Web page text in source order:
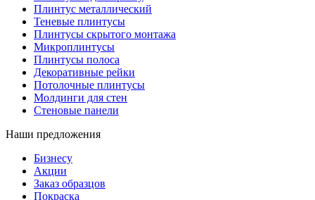
Плинтус металлический
Теневые плинтусы
Плинтусы скрытого монтажа
Микроплинтусы
Плинтусы полоса
Декоративные рейки
Потолочные плинтусы
Молдинги для стен
Стеновые панели
Наши предложения
Бизнесу
Акции
Заказ образцов
Покраска